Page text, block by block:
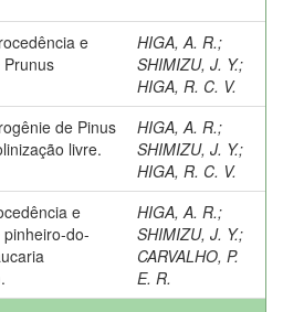
e
HIGA, A. R.;
SHIMIZU, J. Y.;
HIGA, R. C. V.
de Pinus
livre.
HIGA, A. R.;
SHIMIZU, J. Y.;
HIGA, R. C. V.
e
do-
HIGA, A. R.;
SHIMIZU, J. Y.;
CARVALHO, P.
E. R.